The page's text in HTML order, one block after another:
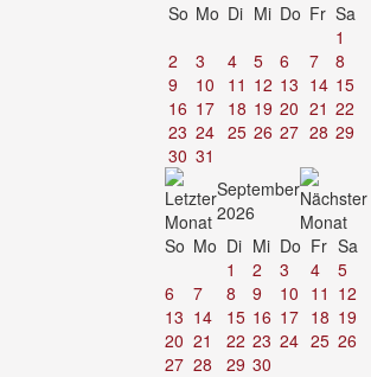
So Mo Di Mi Do Fr Sa
1
2
3 4 5 6 7
8
9
10 11 12 13 14 15
16 17 18 19 20 21 22
23 24 25 26 27 28 29
30 31
September
2026
So Mo Di Mi Do Fr Sa
1
2 3 4
5
6
7 8 9 10 11 12
13 14 15 16 17 18 19
20 21 22 23 24 25 26
27 28 29 30